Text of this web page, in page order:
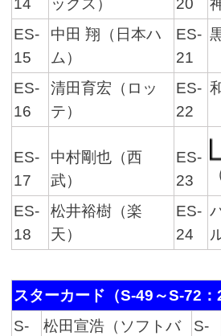
14 ックス） 20
ES-
15
中田 翔（日本ハ
ム）
ES-
21
ES-
16
清田育宏（ロッ
テ）
ES-
22
ES-
17
中村剛也（西
武）
ES-
23
ES-
18
松井裕樹（楽
天）
ES-
24
スターカード（S-49～S-72：
S-
松田宣浩（ソフトバ
S-